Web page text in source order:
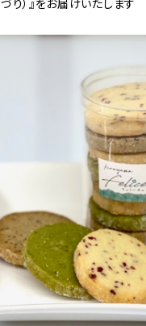
り）』をお届けいたします